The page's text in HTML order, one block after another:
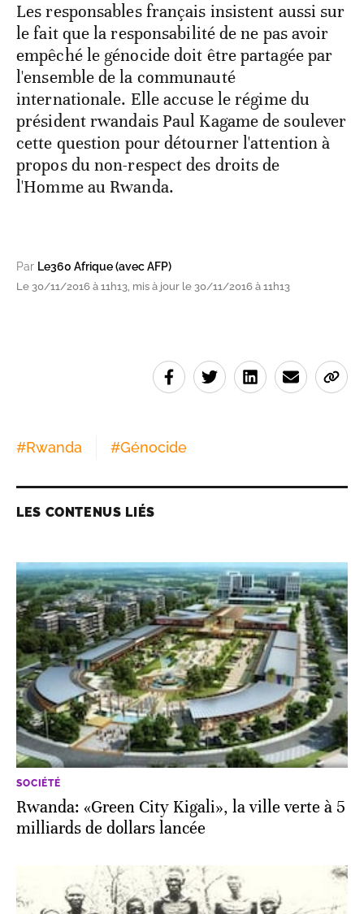
Les responsables français insistent aussi sur
le fait que la responsabilité de ne pas avoir
empêché le génocide doit être partagée par
l'ensemble de la communauté
internationale. Elle accuse le régime du
président rwandais Paul Kagame de soulever
cette question pour détourner l'attention à
propos du non-respect des droits de
l'Homme au Rwanda.
Par Le360 Afrique (avec AFP)
Le 30/11/2016 à 11h13, mis à jour le 30/11/2016 à 11h13
#Rwanda #Génocide
LES CONTENUS LIÉS
SOCIÉTÉ
Rwanda: «Green City Kigali», la ville verte à 5
milliards de dollars lancée